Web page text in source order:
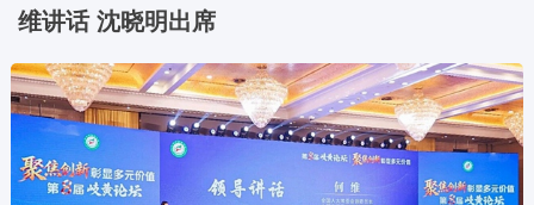
维讲话 沈晓明出席